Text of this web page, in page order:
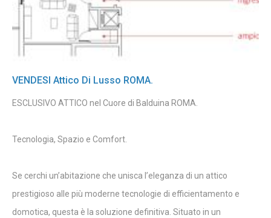
VENDESI Attico Di Lusso ROMA.
ESCLUSIVO ATTICO nel Cuore di Balduina ROMA.
Tecnologia, Spazio e Comfort.
Se cerchi un’abitazione che unisca l’eleganza di un attico
prestigioso alle più moderne tecnologie di efficientamento e
domotica, questa è la soluzione definitiva. Situato in un